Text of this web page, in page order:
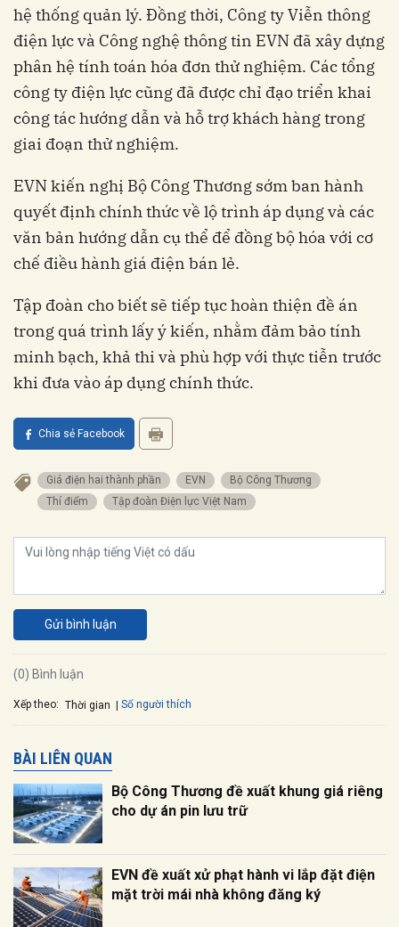
hệ thống quản lý. Đồng thời, Công ty Viễn thông
điện lực và Công nghệ thông tin EVN đã xây dựng
phân hệ tính toán hóa đơn thử nghiệm. Các tổng
công ty điện lực cũng đã được chỉ đạo triển khai
công tác hướng dẫn và hỗ trợ khách hàng trong
giai đoạn thử nghiệm.
EVN kiến nghị Bộ Công Thương sớm ban hành
quyết định chính thức về lộ trình áp dụng và các
văn bản hướng dẫn cụ thể để đồng bộ hóa với cơ
chế điều hành giá điện bán lẻ.
Tập đoàn cho biết sẽ tiếp tục hoàn thiện đề án
trong quá trình lấy ý kiến, nhằm đảm bảo tính
minh bạch, khả thi và phù hợp với thực tiễn trước
khi đưa vào áp dụng chính thức.
Chia sẻ Facebook
Giá điện hai thành phần EVN
Bộ Công Thương
Thí điểm
Tập đoàn Điện lực Việt Nam
Gửi bình luận
(0) Bình luận
Xếp theo: Thời gian Số người thích
BÀI LIÊN QUAN
Bộ Công Thương đề xuất khung giá riêng
cho dự án pin lưu trữ
EVN đề xuất xử phạt hành vi lắp đặt điện
mặt trời mái nhà không đăng ký